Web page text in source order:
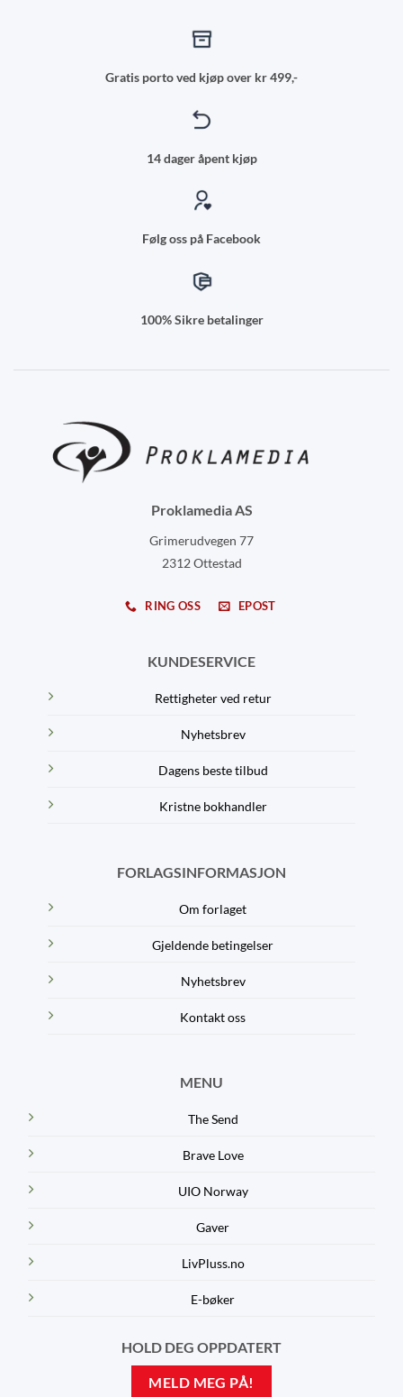
Gratis porto ved kjøp over kr 499,-
14 dager åpent kjøp
Følg oss på Facebook
100% Sikre betalinger
Proklamedia AS
Grimerudvegen 77
2312 Ottestad
RING OSS EPOST
KUNDESERVICE
Rettigheter ved retur
Nyhetsbrev
Dagens beste tilbud
Kristne bokhandler
FORLAGSINFORMASJON
Om forlaget
Gjeldende betingelser
Nyhetsbrev
Kontakt oss
MENU
The Send
Brave Love
UIO Norway
Gaver
LivPluss.no
E-bøker
HOLD DEG OPPDATERT
MELD MEG PÅ!